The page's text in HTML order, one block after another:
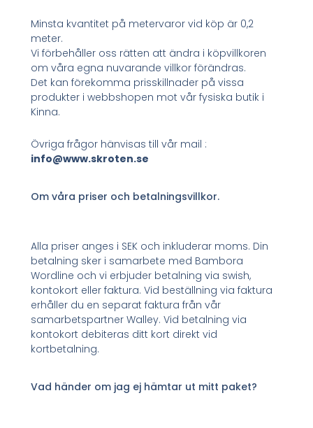
Minsta kvantitet på metervaror vid köp är 0,2
meter.
Vi förbehåller oss rätten att ändra i köpvillkoren
om våra egna nuvarande villkor förändras.
Det kan förekomma prisskillnader på vissa
produkter i webbshopen mot vår fysiska butik i
Kinna.
Övriga frågor hänvisas till vår mail :
info@www.skroten.se
Om våra priser och betalningsvillkor.
Alla priser anges i SEK och inkluderar moms. Din
betalning sker i samarbete med Bambora
Wordline och vi erbjuder betalning via swish,
kontokort eller faktura. Vid beställning via faktura
erhåller du en separat faktura från vår
samarbetspartner Walley. Vid betalning via
kontokort debiteras ditt kort direkt vid
kortbetalning.
Vad händer om jag ej hämtar ut mitt paket?